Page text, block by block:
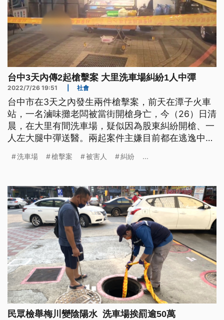
台中3天內傳2起槍擊案 大里洗車場糾紛1人中彈
2022/7/26 19:51 社會
台中市在3天之內發生兩件槍擊案，前天在潭子火車
站，一名滷味攤老闆被當街開槍身亡，今（26）日清
晨，在大里有間洗車場，疑似因為股東糾紛開槍、一
人左大腿中彈送醫。兩起案件主嫌目前都在逃逸中，
洗車場 槍擊案 被害人 糾紛 ...
民眾檢舉梅川變陰陽水 洗車場挨罰逾50萬